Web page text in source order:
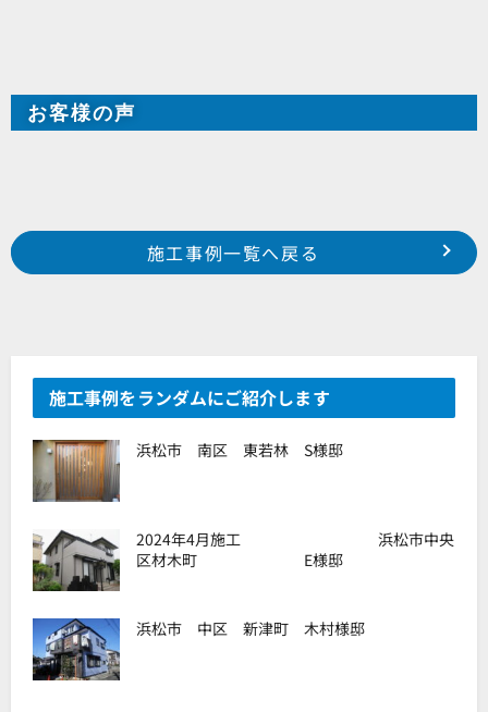
お客様の声
Prev
2021年1月施工 浜松市浜北区中瀬 T様邸
施工事例一覧へ戻る
施工事例をランダムにご紹介します
浜松市 南区 東若林 S様邸
2024年4月施工 浜松市中央
区材木町 E様邸
浜松市 中区 新津町 木村様邸